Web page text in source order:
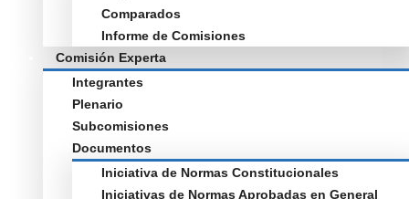
Comparados
Informe de Comisiones
Comisión Experta
Integrantes
Plenario
Subcomisiones
Documentos
Iniciativa de Normas Constitucionales
Iniciativas de Normas Aprobadas en General